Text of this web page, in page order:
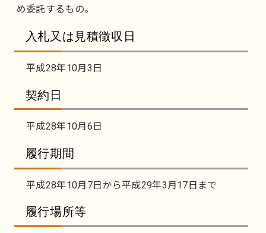
め委託するもの。
入札又は見積徴収日
平成28年10月3日
契約日
平成28年10月6日
履行期間
平成28年10月7日から平成29年3月17日まで
履行場所等